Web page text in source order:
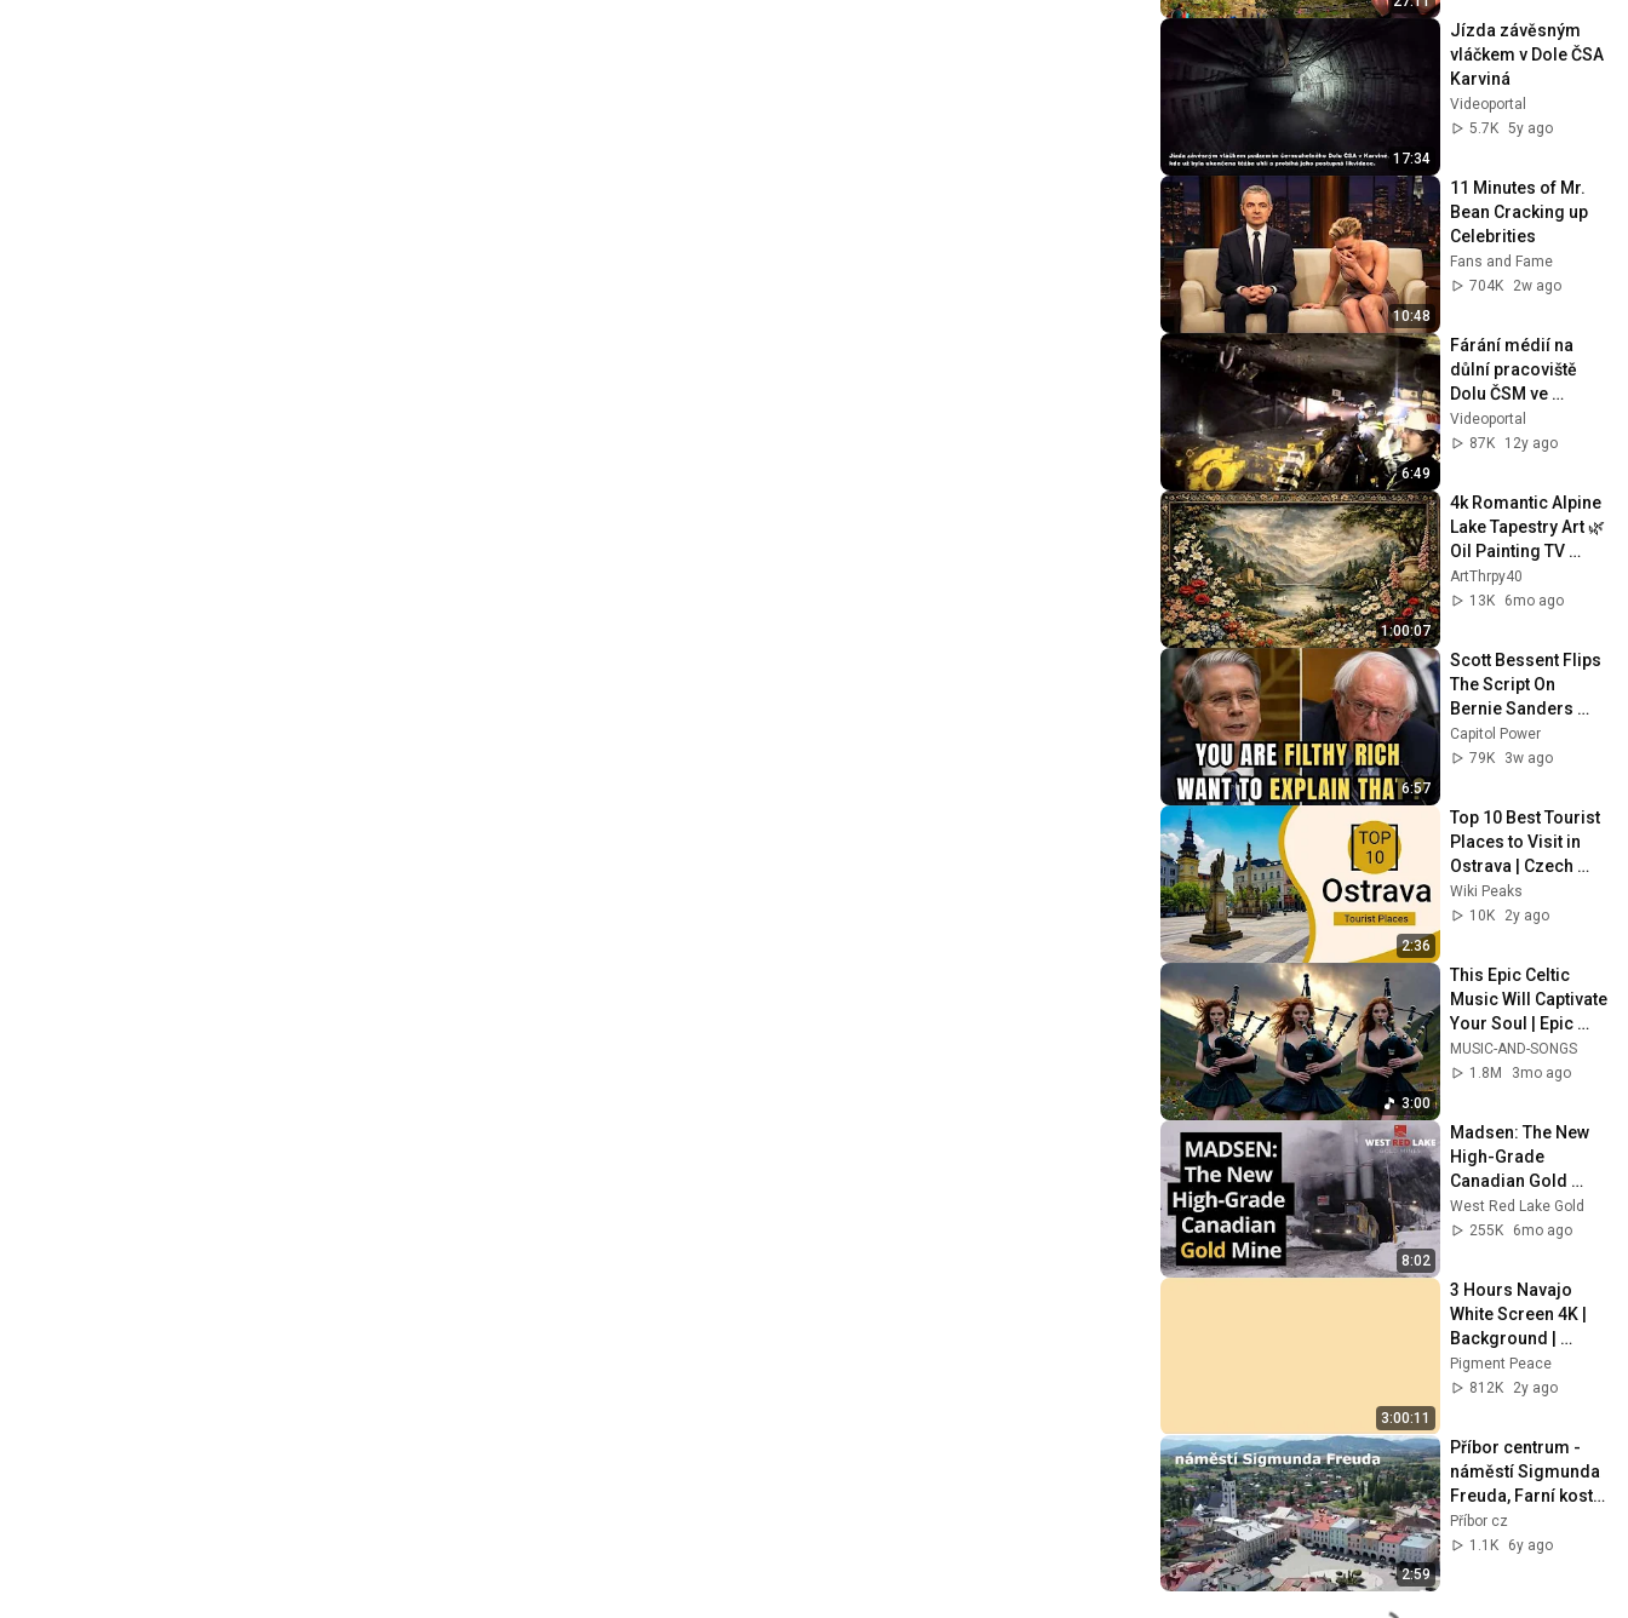
17:34
Jízda závěsným
vláčkem v Dole ČSA
Karviná
Videoportal
5.7K 5y ago
10:48
11 Minutes of Mr.
Bean Cracking up
Celebrities
Fans and Fame
704K
2w ago
6:49
Fárání médií na
důlní pracoviště
Dolu ČSM ve
Stonavě
Videoportal
87K
12y ago
1:00:07
4k Romantic Alpine
Lake Tapestry Art 🌿
Oil Painting TV
Background |
Vintage
ArtThrpy40
13K
6mo ago
6:57
Scott Bessent Flips
The Script On
Bernie Sanders
With One Biden
Question
Capitol Power
79K
3w ago
2:36
Top 10 Best Tourist
Places to Visit in
Ostrava | Czech
Republic - English
Wiki Peaks
10K
2y ago
3:00
This Epic Celtic
Music Will Captivate
Your Soul | Epic
Celtic Music
MUSIC-AND-SONGS
1.8M
3mo ago
8:02
Madsen: The New
High-Grade
Canadian Gold
Mine
West Red Lake Gold
255K
6mo ago
3:00:11
3 Hours Navajo
White Screen 4K |
Background |
Backdrop |
Screensaver | Full
Pigment Peace
812K
2y ago
2:59
Příbor centrum -
náměstí Sigmunda
Freuda, Farní kostel
Narození Panny
Marie
Příbor cz
1.1K
6y ago